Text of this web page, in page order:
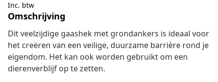
Inc. btw
Omschrijving
Dit veelzijdige gaashek met grondankers is ideaal voor
het creëren van een veilige, duurzame barrière rond je
eigendom. Het kan ook worden gebruikt om een
dierenverblijf op te zetten.